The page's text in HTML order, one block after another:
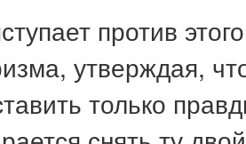
против
утверждая,
только